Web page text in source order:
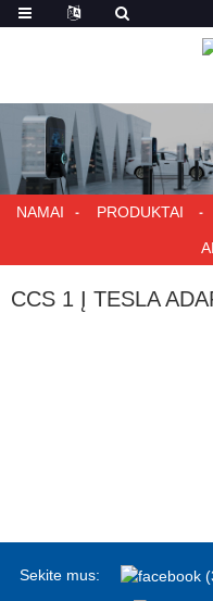
NAMAI PRODUKTAI
CCS 1 Į TESLA
Sekite mus: